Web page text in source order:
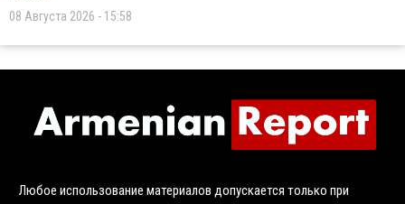
08 Августа 2026 - 15:58
Любое использование материалов допускается только при